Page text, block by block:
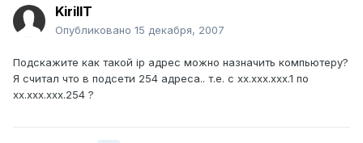
KirillT
Опубликовано 15 декабря, 2007
Подскажите как такой ip адрес можно назначить компьютеру?
Я считал что в подсети 254 адреса.. т.е. с хх.ххх.ххх.1 по
хх.ххх.ххх.254 ?